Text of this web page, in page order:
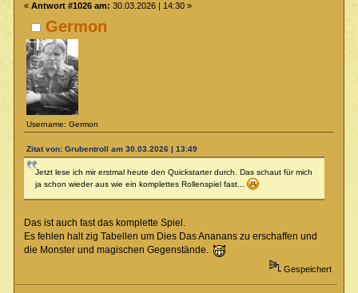
Germon
Username: Germon
« Antwort #1026 am: 30.03.2026 | 14:30 »
Zitat von: Grubentroll am 30.03.2026 | 13:49
Jetzt lese ich mir erstmal heute den Quickstarter durch. Das schaut für mich
ja schon wieder aus wie ein komplettes Rollenspiel fast...
Das ist auch fast das komplette Spiel.
Es fehlen halt zig Tabellen um Dies Das Ananans zu erschaffen und
die Monster und magischen Gegenstände.
Gespeichert